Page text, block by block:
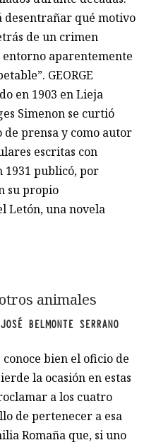
qué motivo
de un crimen
entorno aparentemente
GEORGE
en 1903 en Lieja
Simenon se curtió
prensa y como autor
escritas con
1931 publicó, por
su propio
Letón, una novela
animales
JOSÉ BELMONTE SERRANO
bien el oficio de
la ocasión en estas
a los cuatro
de pertenecer a esa
Romaña que, si uno